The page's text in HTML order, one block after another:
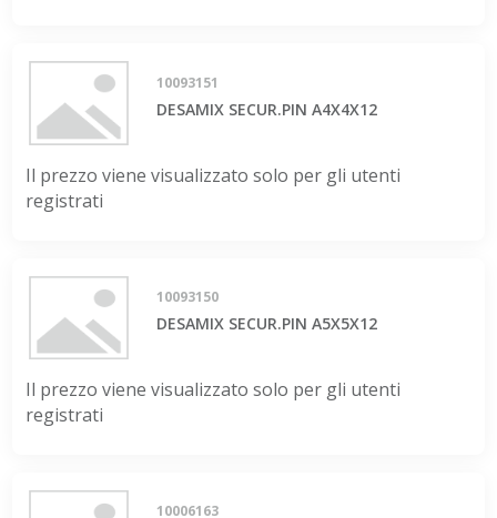
10093151
DESAMIX SECUR.PIN A4X4X12
Il prezzo viene visualizzato solo per gli utenti
registrati
10093150
DESAMIX SECUR.PIN A5X5X12
Il prezzo viene visualizzato solo per gli utenti
registrati
10006163